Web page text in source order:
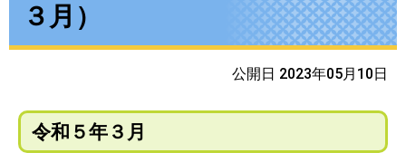
３月）
公開日 2023年05月10日
令和５年３月